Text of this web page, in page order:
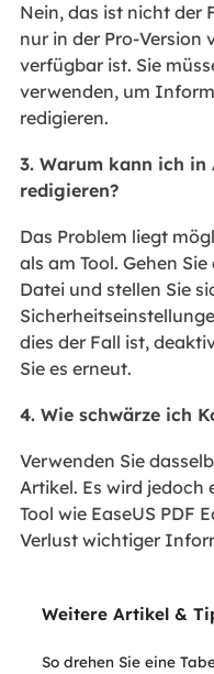
Nein, das ist nicht der
nur in der Pro-Version
verfügbar ist. Sie
verwenden, um
redigieren.
3. Warum kann ich in
redigieren?
Das Problem liegt
als am Tool. Gehen
Datei und stellen Sie
dies der Fall ist,
Sie es erneut.
4. Wie schwärze ich
Verwenden Sie
Artikel. Es wird jedoch
Tool wie EaseUS PDF
Verlust wichtiger
Weitere Artikel &
So drehen Sie eine